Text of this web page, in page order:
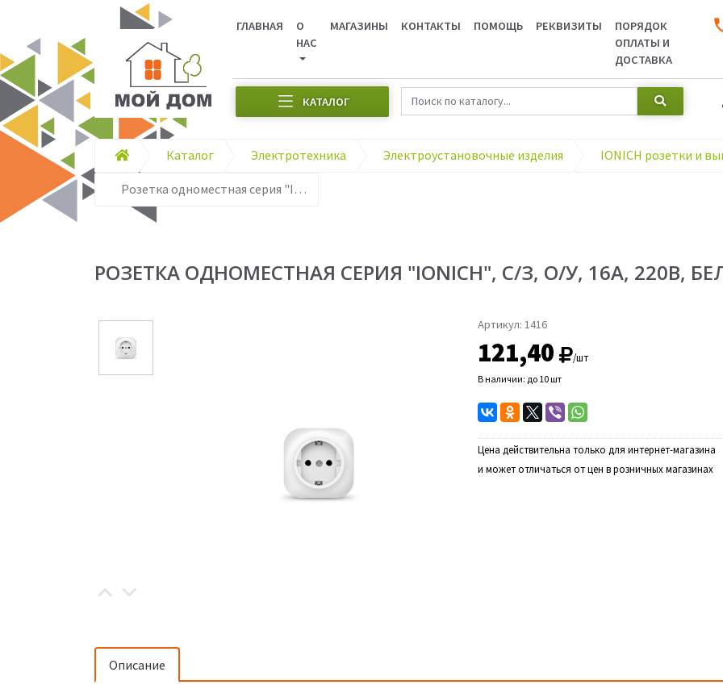
ГЛАВНАЯ
О
НАС
МАГАЗИНЫ КОНТАКТЫ ПОМОЩЬ РЕКВИЗИТЫ
ПОРЯДОК
ОПЛАТЫ И
ДОСТАВКА
КАТАЛОГ
Каталог Электротехника Электроустановочные изделия IONICH розетки и
Розетка одноместная серия "IONICH", с/з, о/у, 16А, 220В, белая (еврослот)
РОЗЕТКА ОДНОМЕСТНАЯ СЕРИЯ "IONICH", С/З, О/У, 16А, 220В,
Артикул: 1416
121,40 /шт
В наличии: до 10 шт
Цена действительна только для интернет-магазина
и может отличаться от цен в розничных магазинах
Описание